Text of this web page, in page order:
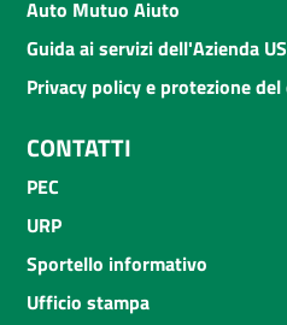
Auto Mutuo Aiuto
Guida ai servizi dell'Azienda
Privacy policy e protezione
CONTATTI
PEC
URP
Sportello informativo
Ufficio stampa